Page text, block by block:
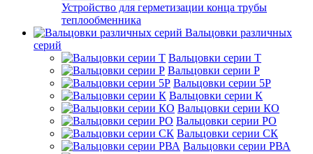
Устройство для герметизации конца трубы
теплообменника
Вальцовки различных
серий
Вальцовки серии Т
Вальцовки серии Р
Вальцовки серии 5Р
Вальцовки серии К
Вальцовки серии КО
Вальцовки серии РО
Вальцовки серии СК
Вальцовки серии РВА